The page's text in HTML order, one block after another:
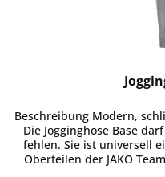
Beschreibung Modern,
Die Jogginghose Base
fehlen. Sie ist universell
Oberteilen der JAKO